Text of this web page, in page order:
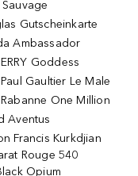
Sauvage
Gutscheinkarte
Ambassador
Goddess
Gaultier Le Male
One Million
Aventus
Francis Kurkdjian
Rouge 540
Opium